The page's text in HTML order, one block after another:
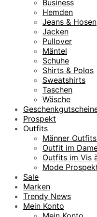
Business
Hemden
Jeans & Hosen
Jacken
Pullover
Mäntel
Schuhe
Shirts & Polos
Sweatshirts
Taschen
Wäsche
Prospekt
Outfits
Männer
Outfit im
Outfits im Vis
Mode
Sale
Marken
Trendy News
Mein Konto